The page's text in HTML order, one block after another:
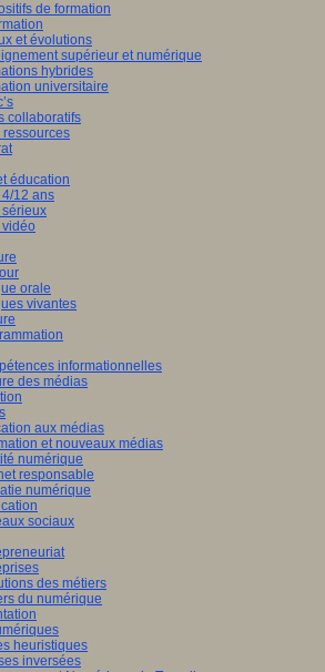
de formation
et évolutions
supérieur et numérique
hybrides
universitaire
collaboratifs
ressources
éducation
12 ans
orale
vivantes
informationnelles
des médias
aux médias
et nouveaux médias
numérique
responsable
numérique
sociaux
des métiers
du numérique
heuristiques
inversées